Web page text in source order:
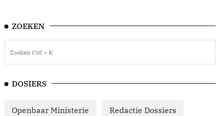
ZOEKEN
DOSIERS
Openbaar Ministerie Redactie Dossiers